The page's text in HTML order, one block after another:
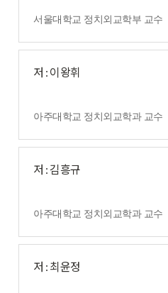
서울대학교 정치외교학부 교수
저 : 이왕휘
아주대학교 정치외교학과 교수
저 : 김흥규
아주대학교 정치외교학과 교수
저 : 최윤정